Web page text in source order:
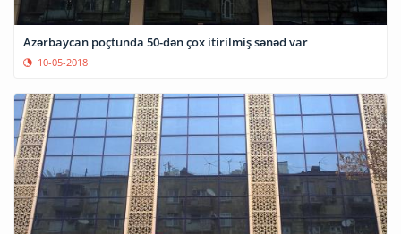
Azərbaycan poçtunda 50-dən çox itirilmiş sənəd var
10-05-2018